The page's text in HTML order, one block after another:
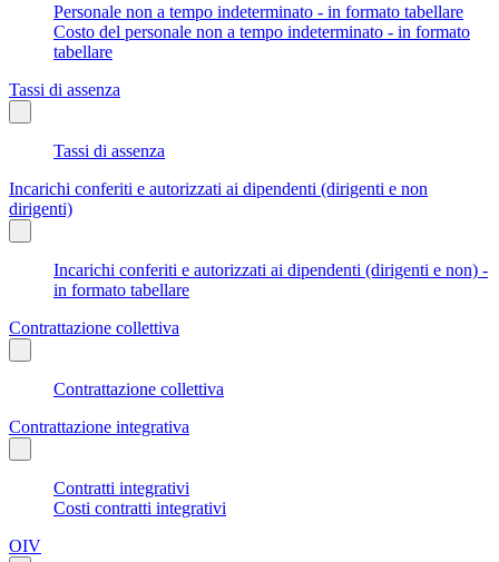
Personale non a tempo indeterminato - in formato tabellare
Costo del personale non a tempo indeterminato - in formato
tabellare
Tassi di assenza
Tassi di assenza
Incarichi conferiti e autorizzati ai dipendenti (dirigenti e non
dirigenti)
Incarichi conferiti e autorizzati ai dipendenti (dirigenti e non) -
in formato tabellare
Contrattazione collettiva
Contrattazione collettiva
Contrattazione integrativa
Contratti integrativi
Costi contratti integrativi
OIV